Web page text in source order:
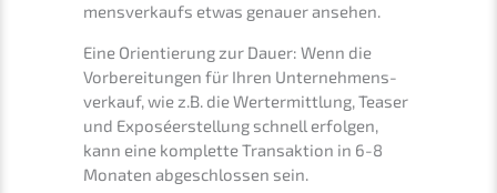
mens­ver­kaufs etwas genau­er ansehen.
Eine Orien­tie­rung zur Dauer: Wenn die
Vorbe­rei­tun­gen für Ihren Unter­nehmens­
verkauf, wie z.B. die Wertermitt­lung, Teaser
und Exposé­er­stel­lung schnell erfol­gen,
kann eine komplet­te Trans­ak­ti­on in 6-8
Monaten abgeschlos­sen sein.